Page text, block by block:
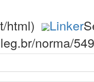
html) Linker
norma/